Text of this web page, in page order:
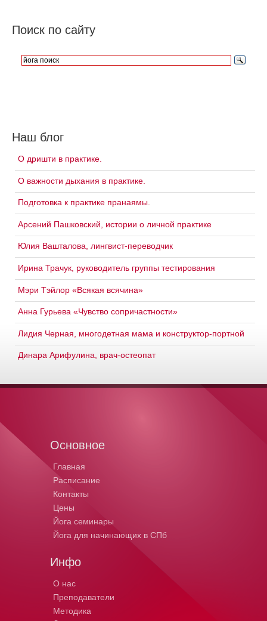
Поиск по сайту
Наш блог
О дришти в практике.
О важности дыхания в практике.
Подготовка к практике пранаямы.
Арсений Пашковский, истории о личной практике
Юлия Вашталова, лингвист-переводчик
Ирина Трачук, руководитель группы тестирования
Мэри Тэйлор «Всякая всячина»
Анна Гурьева «Чувство сопричастности»
Лидия Черная, многодетная мама и конструктор-портной
Динара Арифулина, врач-остеопат
Основное
Главная
Расписание
Контакты
Цены
Йога семинары
Йога для начинающих в СПб
Инфо
О нас
Преподаватели
Методика